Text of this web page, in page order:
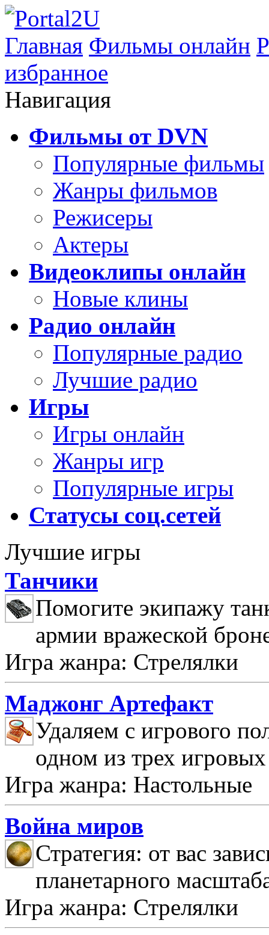
Главная Фильмы онлайн
избранное
Навигация
Фильмы от DVN
Популярные фильмы
Жанры фильмов
Режисеры
Актеры
Видеоклипы онлайн
Новые клины
Радио онлайн
Популярные радио
Лучшие радио
Игры
Игры онлайн
Жанры игр
Популярные игры
Статусы соц.сетей
Лучшие игры
Танчики
Помогите экипажу
армии вражеской
Игра жанра: Стрелялки
Маджонг Артефакт
Удаляем с игрового
одном из трех
Игра жанра: Настольные
Война миров
Стратегия: от вас
планетарного
Игра жанра: Стрелялки